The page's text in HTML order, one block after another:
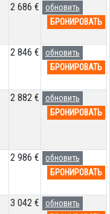
2 686 €
обновить
БРОНИРОВАТЬ
2 846 €
обновить
БРОНИРОВАТЬ
2 882 €
обновить
БРОНИРОВАТЬ
2 986 €
обновить
БРОНИРОВАТЬ
3 042 €
обновить